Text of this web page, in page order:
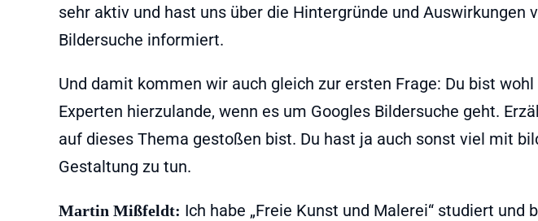
sehr aktiv und hast uns über die Hintergründe und Auswirkungen
Bildersuche informiert.
Und damit kommen wir auch gleich zur ersten Frage: Du bist
Experten hierzulande, wenn es um Googles Bildersuche geht.
auf dieses Thema gestoßen bist. Du hast ja auch sonst viel mit
Gestaltung zu tun.
Martin Mißfeldt: Ich habe „Freie Kunst und Malerei“ studiert und